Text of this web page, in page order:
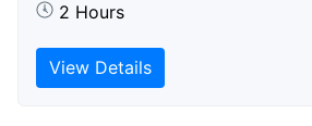
2 Hours
View Details